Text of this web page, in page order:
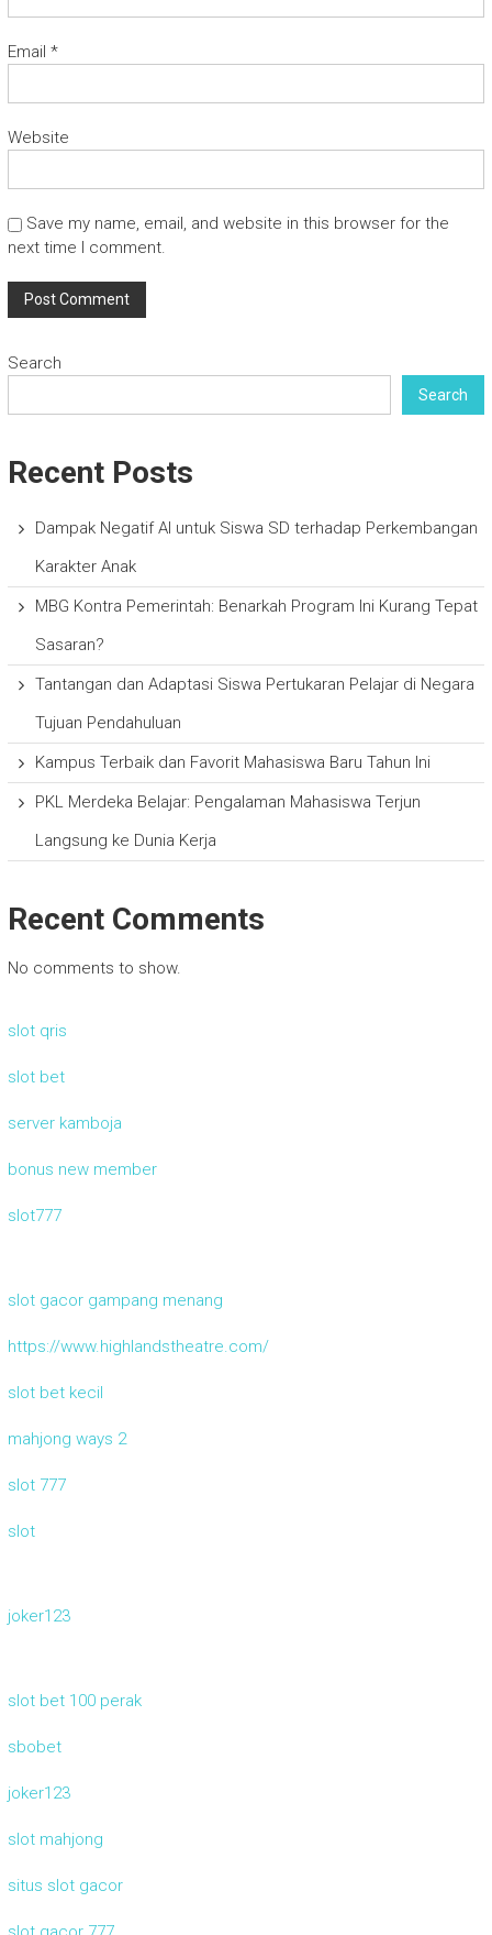
Email *
Website
Save my name, email, and website in this browser for the
next time I comment.
Search
Search
Recent Posts
Dampak Negatif AI untuk Siswa SD terhadap Perkembangan
Karakter Anak
MBG Kontra Pemerintah: Benarkah Program Ini Kurang Tepat
Sasaran?
Tantangan dan Adaptasi Siswa Pertukaran Pelajar di Negara
Tujuan Pendahuluan
Kampus Terbaik dan Favorit Mahasiswa Baru Tahun Ini
PKL Merdeka Belajar: Pengalaman Mahasiswa Terjun
Langsung ke Dunia Kerja
Recent Comments
No comments to show.
slot qris
slot bet
server kamboja
bonus new member
slot777
slot gacor gampang menang
https://www.highlandstheatre.com/
slot bet kecil
mahjong ways 2
slot 777
slot
joker123
slot bet 100 perak
sbobet
joker123
slot mahjong
situs slot gacor